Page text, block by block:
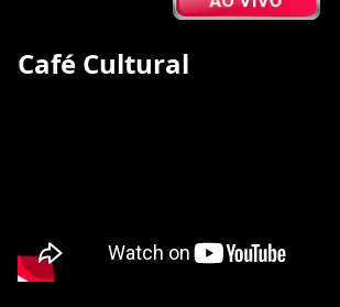
Café Cultural